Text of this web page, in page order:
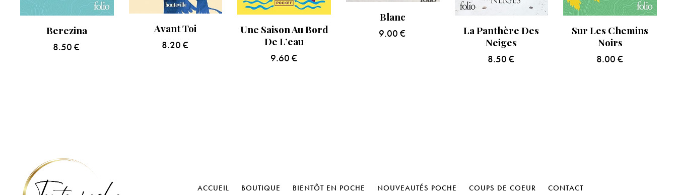
Berezina
8.50€
Avant Toi
8.20 €
Une Saison Au Bord
De L’eau
9.60 €
Blanc
9.00€
La Panthère Des
Neiges
8.50 €
Sur Les Chemins
Noirs
8.00 €
ACCUEIL BOUTIQUE BIENTÔT EN POCHE NOUVEAUTÉS POCHE COUPS DE COEUR CONTACT